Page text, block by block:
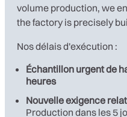
volume production, we
the factory is precisely
Nos délais d'exécution :
Échantillon urgent de
heures
Nouvelle exigence
Production dans les 5